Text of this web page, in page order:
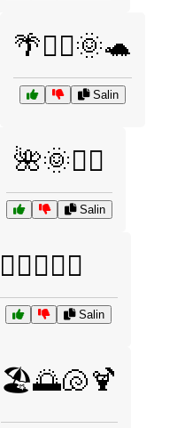
🌴🏄‍♂️🌞🐢
Salin
🌺🌞🏄‍♂️
Salin
🏄‍♀️🌊🌴🍍
Salin
🏖️🌅🐚🍹